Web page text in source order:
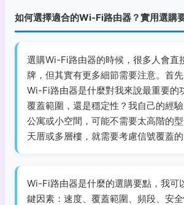
如何選擇適合的Wi-Fi路由器？實用選購
選購Wi-Fi路由器的時候，很多人會直
牌，但其實有更多細節需要注意。首
Wi-Fi路由器是什麼對我來說最重要的
覆蓋範圍，還是穩定性？我自己的經
公寓或小空間，可能不需要太高階的
天厝或多層樓，就需要考慮信號覆蓋的
Wi-Fi路由器是什麼的選購要點，我可
鍵因素：速度、覆蓋範圍、頻段、安